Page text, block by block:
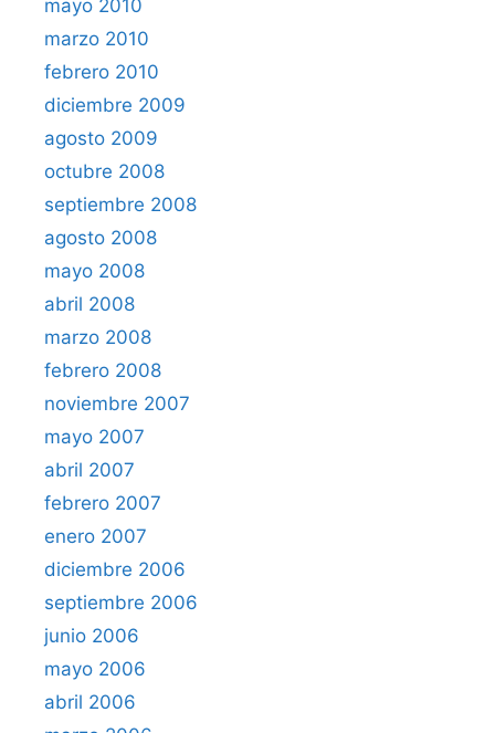
mayo 2010
marzo 2010
febrero 2010
diciembre 2009
agosto 2009
octubre 2008
septiembre 2008
agosto 2008
mayo 2008
abril 2008
marzo 2008
febrero 2008
noviembre 2007
mayo 2007
abril 2007
febrero 2007
enero 2007
diciembre 2006
septiembre 2006
junio 2006
mayo 2006
abril 2006